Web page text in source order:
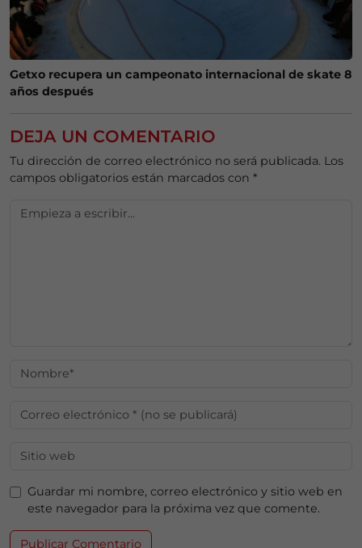
Getxo recupera un campeonato internacional de skate 8
años después
DEJA UN COMENTARIO
Tu dirección de correo electrónico no será publicada. Los
campos obligatorios están marcados con *
Guardar mi nombre, correo electrónico y sitio web en
este navegador para la próxima vez que comente.